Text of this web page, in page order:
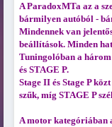
A ParadoxMTa az a
bármilyen autóból -
Mindennek van
beállítások. Minden
Tuningolóban a
és STAGE P.
Stage II és Stage P
szűk, míg STAGE P
A motor kategóriában